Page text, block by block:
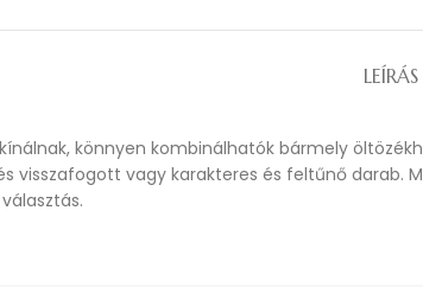
LEÍRÁS
könnyen kombinálhatók bármely
visszafogott vagy karakteres és feltűnő darab.